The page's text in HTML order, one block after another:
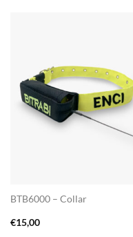
BTB6000 – Collar
€15,00